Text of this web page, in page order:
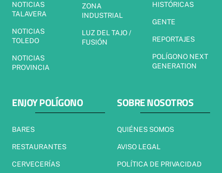
NOTICIAS
TALAVERA
NOTICIAS
TOLEDO
NOTICIAS
PROVINCIA
ZONA
INDUSTRIAL
LUZ DEL TAJO /
FUSIÓN
HISTÓRICAS
GENTE
REPORTAJES
POLÍGONO NEXT
GENERATION
ENJOY POLÍGONO
BARES
RESTAURANTES
CERVECERÍAS
SOBRE NOSOTROS
QUIÉNES SOMOS
AVISO LEGAL
POLÍTICA DE PRIVACIDAD